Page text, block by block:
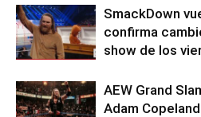
SmackDown
confirma
show de los
AEW Grand
Adam